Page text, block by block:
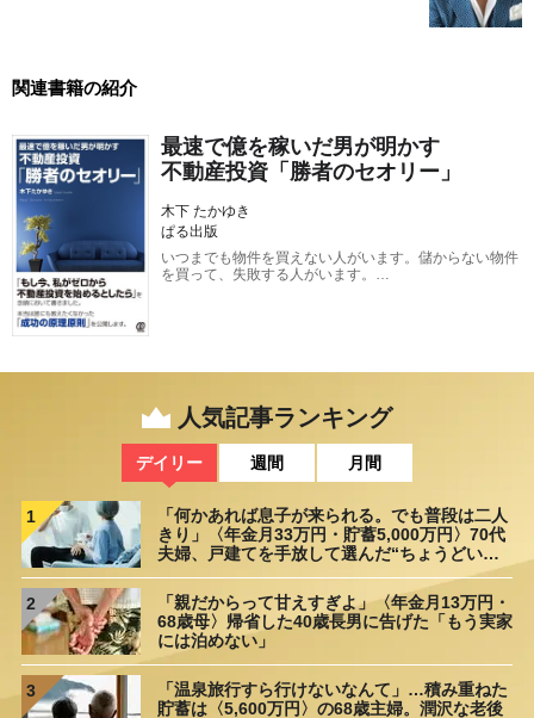
関連書籍の紹介
最速で億を稼いだ男が明かす
不動産投資「勝者のセオリー」
木下 たかゆき
ぱる出版
いつまでも物件を買えない人がいます。儲からない物件
を買って、失敗する人がいます。…
人気記事ランキング
デイリー 週間 月間
1
「何かあれば息子が来られる。でも普段は二人
きり」〈年金月33万円・貯蓄5,000万円〉70代
夫婦、戸建てを手放して選んだ“ちょうどいい
2
「親だからって甘えすぎよ」〈年金月13万円・
68歳母〉帰省した40歳長男に告げた「もう実家
には泊めない」
3
「温泉旅行すら行けないなんて」…積み重ねた
貯蓄は〈5,600万円〉の68歳主婦。潤沢な老後